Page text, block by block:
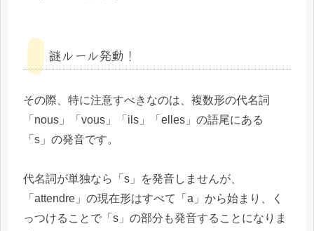
謎ルール発動！
その際、特に注意すべきなのは、複数形の代名詞
「nous」「vous」「ils」「elles」の語尾にある
「s」の発音です。
代名詞が単独なら「s」を発音しませんが、
「attendre」の現在形はすべて「a」から始まり、く
っつけることで「s」の部分も発音することになりま